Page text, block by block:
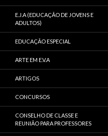
E.J.A (EDUCAÇÃO DE JOVENS E
ADULTOS)
EDUCAÇÃO ESPECIAL
ARTE EM E.V.A
ARTIGOS
CONCURSOS
CONSELHO DE CLASSE E
REUNIÃO PARA PROFESSORES